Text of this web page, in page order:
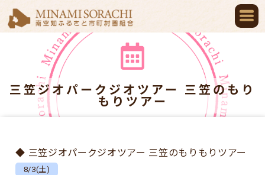
三笠ジオパークジオツアー 三笠のもり
もりツアー
◆ 三笠ジオパークジオツアー 三笠のもりもりツアー
8/3(土)